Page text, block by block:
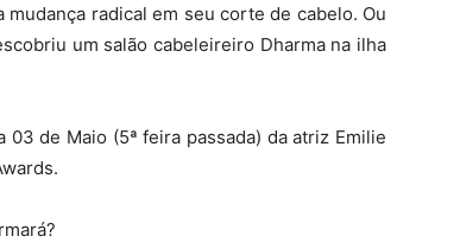
radical em seu corte de cabelo. Ou
um salão cabeleireiro Dharma na ilha
de Maio (5ª feira passada) da atriz Emilie